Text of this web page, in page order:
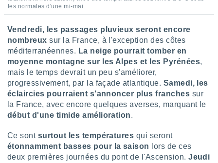
des
des
les
ou
les normales d'une mi-mai.
Vendredi, les passages pluvieux seront encore
nombreux sur la France, à l'exception des côtes
méditerranéennes. La neige pourrait tomber en
moyenne montagne sur les Alpes et les Pyrénées,
mais le temps devrait un peu s'améliorer,
progressivement, par la façade atlantique. Samedi, les
éclaircies pourraient s'annoncer plus franches sur
la France, avec encore quelques averses, marquant le
début d'une timide amélioration.
Ce sont surtout les températures qui seront
étonnamment basses pour la saison
lors de ces
deux premières journées du pont de l'Ascension.Jeudi